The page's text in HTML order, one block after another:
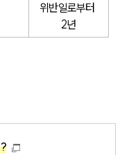
위반일로부터
2년